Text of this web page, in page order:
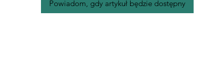
Powiadom, gdy artykuł będzie dostępny